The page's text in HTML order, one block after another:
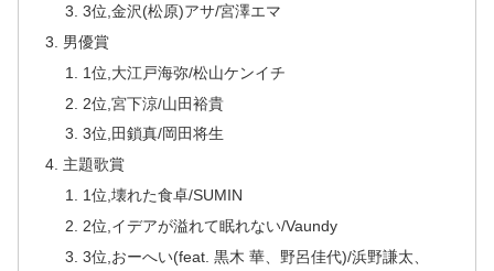
3位,金沢(松原)アサ/宮澤エマ
男優賞
1位,大江戸海弥/松山ケンイチ
2位,宮下涼/山田裕貴
3位,田鎖真/岡田将生
主題歌賞
1位,壊れた食卓/SUMIN
2位,イデアが溢れて眠れない/Vaundy
3位,おーへい(feat. 黒木 華、野呂佳代)/浜野謙太、